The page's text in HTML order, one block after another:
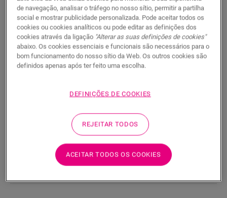
Características do produto
Upgrade your staircase effortlessly with our durable Laminate
Stair Covers. Match them with your flooring for a perfect
finish. Scratch and wear resistant, water-resistant, and easy
households. With easy installation, it's the most efficient way
de navegação, analisar o tráfego no nosso sítio, permitir a partilha
social e mostrar publicidade personalizada. Pode aceitar todos os
cookies ou cookies analíticos ou pode editar as definições dos
cookies através da ligação "Alterar as suas definições de cookies"
abaixo. Os cookies essenciais e funcionais são necessários para o
bom funcionamento do nosso sítio da Web. Os outros cookies são
definidos apenas após ter feito uma escolha.
DEFINIÇÕES DE COOKIES
REJEITAR TODOS
ACEITAR TODOS OS COOKIES